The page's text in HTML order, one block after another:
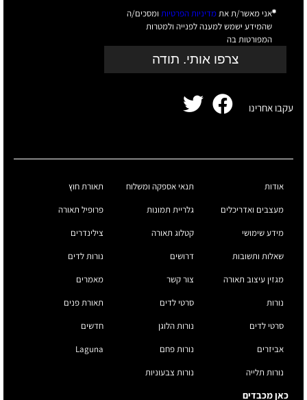
אני מאשר/ת אתמדיניות הפרטיות ומסכים/ה
שהמידע ישמש למענה לפנייה ולמטרות
המפורטות בה
צרפו אותי. תודה
עקבו אחרינו
אודות
מעצבים ואדריכלים
מידע שימושי
שאלות ותשובות
מגזין עיצוב תאורה
תנאי אספקה ומשלוח
גלריית תמונות
קטלוג תאורה
דרושים
צור קשר
תאורת חוץ
פרופיל תאורה
צילינדרים
נורות לדים
מאמרים
נורות
סרטי לדים
אביזרים
נורות תלייה
סרטי לדים
נורות הלוגן
נורות פחם
נורות צבעוניות
תאורת פנים
חדשים
Laguna
כאן מכבדים